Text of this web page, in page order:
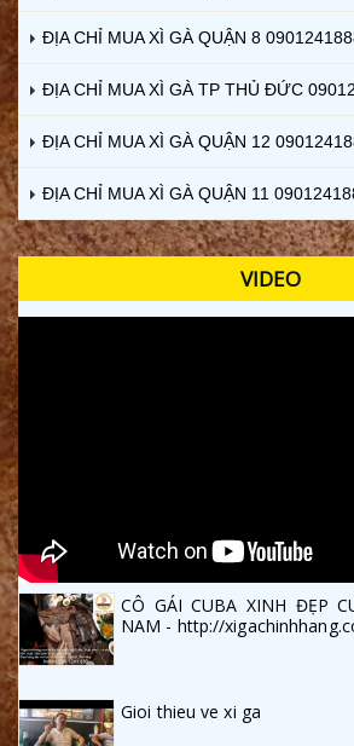
ĐỊA CHỈ MUA XÌ GÀ QUẬN 8
ĐỊA CHỈ MUA XÌ GÀ TP THỦ ĐỨC
ĐỊA CHỈ MUA XÌ GÀ QUẬN 12
ĐỊA CHỈ MUA XÌ GÀ QUẬN 11
VIDEO
CÔ GÁI CUBA XINH ĐẸP
NAM - http://
Gioi thieu ve xi ga